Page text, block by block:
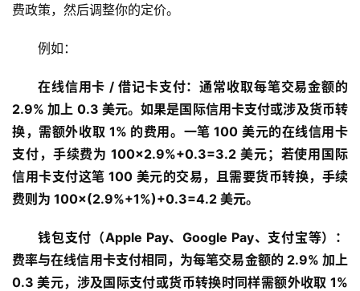
费政策，然后调整你的定价。
例如：
在线信用卡 / 借记卡支付：通常收取每笔交易金额的
2.9% 加上 0.3 美元。如果是国际信用卡支付或涉及货币转
换，需额外收取 1% 的费用。一笔 100 美元的在线信用卡
支付，手续费为 100×2.9%+0.3=3.2 美元；若使用国际
信用卡支付这笔 100 美元的交易，且需要货币转换，手续
费则为 100×(2.9%+1%)+0.3=4.2 美元。
钱包支付（Apple Pay、Google Pay、支付宝等）：
费率与在线信用卡支付相同，为每笔交易金额的 2.9% 加上
0.3 美元，涉及国际支付或货币转换时同样需额外收取 1%